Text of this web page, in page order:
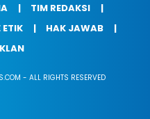
TIM REDAKSI
ETIK
HAK JAWAB
- ALL RIGHTS RESERVED